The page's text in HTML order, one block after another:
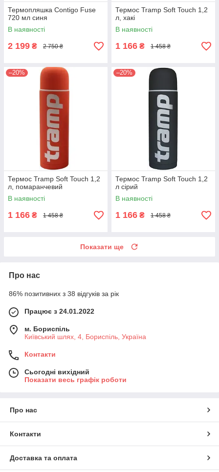
Термопляшка Contigo Fuse
720 мл синя
В наявності
2 199 ₴ 2 750 ₴
Термос Tramp Soft Touch 1,2
л, хакі
В наявності
1 166 ₴ 1 458 ₴
–20%
Термос Tramp Soft Touch 1,2
л, помаранчевий
В наявності
1 166 ₴ 1 458 ₴
–20%
Термос Tramp Soft Touch 1,2
л сірий
В наявності
1 166 ₴ 1 458 ₴
Показати ще
Про нас
86% позитивних з 38 відгуків за рік
Працює з 24.01.2022
м. Бориспіль
Київський шлях, 4, Бориспіль, Україна
Контакти
Сьогодні вихідний
Показати весь графік роботи
Про нас
Контакти
Доставка та оплата